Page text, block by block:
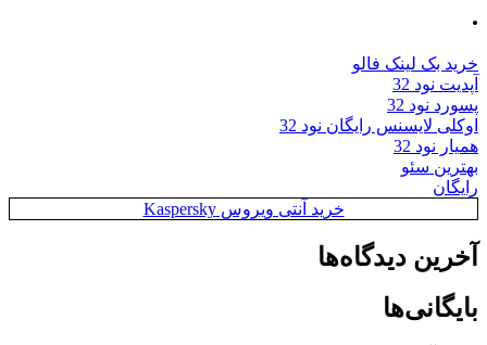
.
خرید بک لینک فالو
آپدیت نود 32
پسورد نود 32
اوکلی لایسنس رایگان نود 32
همیار نود 32
بهترین سئو
رایگان
خرید آنتی ویروس Kaspersky
آخرین دیدگاه‌ها
بایگانی‌ها